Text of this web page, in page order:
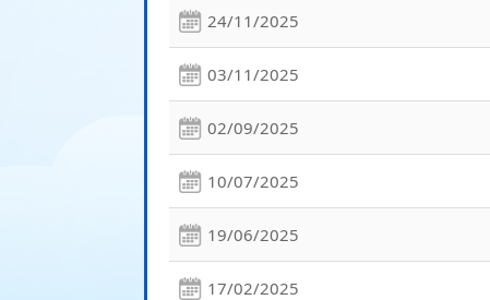
24/11/2025
03/11/2025
02/09/2025
10/07/2025
19/06/2025
17/02/2025